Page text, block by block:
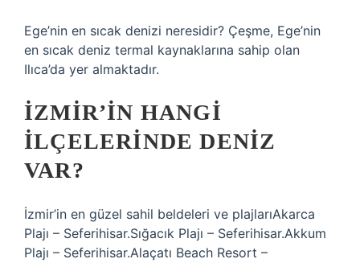
Ege’nin en sıcak denizi neresidir? Çeşme, Ege’nin
en sıcak deniz termal kaynaklarına sahip olan
Ilıca’da yer almaktadır.
İZMIR’IN HANGI
ILÇELERINDE DENIZ
VAR?
İzmir’in en güzel sahil beldeleri ve plajlarıAkarca
Plajı – Seferihisar.Sığacık Plajı – Seferihisar.Akkum
Plajı – Seferihisar.Alaçatı Beach Resort –